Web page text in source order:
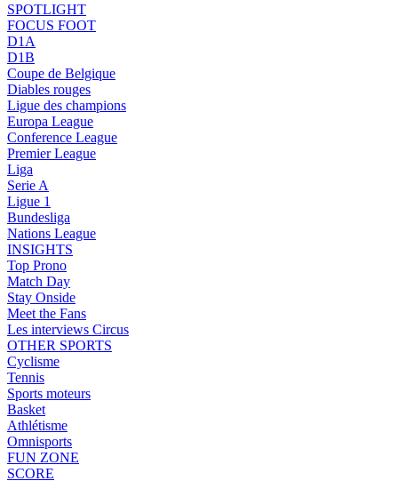
SPOTLIGHT
FOCUS FOOT
D1A
D1B
Coupe de Belgique
Diables rouges
Ligue des champions
Europa League
Conference League
Premier League
Liga
Serie A
Ligue 1
Bundesliga
Nations League
INSIGHTS
Top Prono
Match Day
Stay Onside
Meet the Fans
Les interviews Circus
OTHER SPORTS
Cyclisme
Tennis
Sports moteurs
Basket
Athlétisme
Omnisports
FUN ZONE
SCORE